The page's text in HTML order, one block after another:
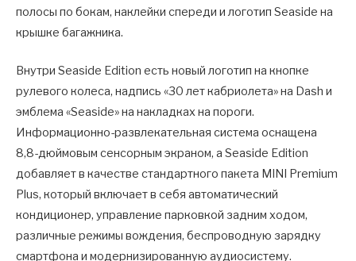
полосы по бокам, наклейки спереди и логотип Seaside на
крышке багажника.
Внутри Seaside Edition есть новый логотип на кнопке
рулевого колеса, надпись «30 лет кабриолета» на Dash и
эмблема «Seaside» на накладках на пороги.
Информационно-развлекательная система оснащена
8,8-дюймовым сенсорным экраном, а Seaside Edition
добавляет в качестве стандартного пакета MINI Premium
Plus, который включает в себя автоматический
кондиционер, управление парковкой задним ходом,
различные режимы вождения, беспроводную зарядку
смартфона и модернизированную аудиосистему.